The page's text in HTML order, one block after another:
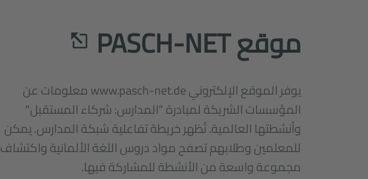
موقع PASCH-NET
يوفر الموقع الإلكتروني www.pasch-net.de معلومات عن
المؤسسات الشريكة لمبادرة “المدارس: شركاء المستقبل"
وأنشطتها العالمية. تُظهر خريطة تفاعلية شبكة المدارس. يمكن
للمعلمين وطلابهم تصفح مواد دروس اللغة الألمانية واكتشاف
مجموعة واسعة من الأنشطة للمشاركة فيها.